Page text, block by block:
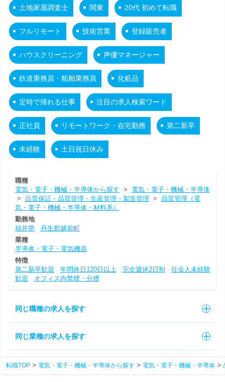
土地家屋調査士 関東 20代 初めて転職
フルリモート 技術営業 登録販売者
ハウスクリーニング 声優マネージャー
鉄道乗務員・船舶乗務員 化粧品
定時で帰れる仕事 注目の求人検索ワード
正社員 リモートワーク・在宅勤務 第二新卒
未経験 土日祝日休み
職種
電気・電子・機械・半導体から探す > 電気・電子・機械・半導体
> 品質保証・品質管理・生産管理・製造管理 > 品質管理（電
気・電子・機械・半導体・材料系）
勤務地
福井県
丹生郡越前町
業種
半導体・電子・電気機器
特徴
第二新卒歓迎
年間休日120日以上 完全週休2日制
社会人未経験
歓迎
オフィス内禁煙・分煙
同じ職種の求人を探す
同じ業種の求人を探す
転職TOP 電気・電子・機械・半導体から探す 電気・電子・機械・半導体